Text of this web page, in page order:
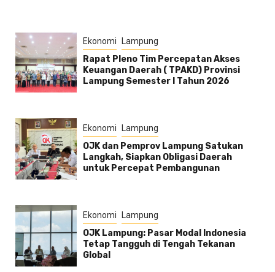
Ekonomi Lampung
Rapat Pleno Tim Percepatan Akses
Keuangan Daerah ( TPAKD) Provinsi
Lampung Semester l Tahun 2026
Ekonomi Lampung
OJK dan Pemprov Lampung Satukan
Langkah, Siapkan Obligasi Daerah
untuk Percepat Pembangunan
Ekonomi Lampung
OJK Lampung: Pasar Modal Indonesia
Tetap Tangguh di Tengah Tekanan
Global